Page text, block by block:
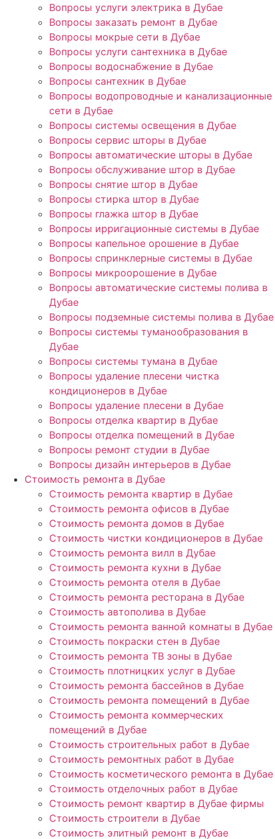
Вопросы услуги электрика в Дубае
Вопросы заказать ремонт в Дубае
Вопросы мокрые сети в Дубае
Вопросы услуги сантехника в Дубае
Вопросы водоснабжение в Дубае
Вопросы сантехник в Дубае
Вопросы водопроводные и канализационные
сети в Дубае
Вопросы системы освещения в Дубае
Вопросы сервис шторы в Дубае
Вопросы автоматические шторы в Дубае
Вопросы обслуживание штор в Дубае
Вопросы снятие штор в Дубае
Вопросы стирка штор в Дубае
Вопросы глажка штор в Дубае
Вопросы ирригационные системы в Дубае
Вопросы капельное орошение в Дубае
Вопросы спринклерные системы в Дубае
Вопросы микроорошение в Дубае
Вопросы автоматические системы полива в
Дубае
Вопросы подземные системы полива в Дубае
Вопросы системы туманообразования в
Дубае
Вопросы системы тумана в Дубае
Вопросы удаление плесени чистка
кондиционеров в Дубае
Вопросы удаление плесени в Дубае
Вопросы отделка квартир в Дубае
Вопросы отделка помещений в Дубае
Вопросы ремонт студии в Дубае
Вопросы дизайн интерьеров в Дубае
Стоимость ремонта в Дубае
Стоимость ремонта квартир в Дубае
Стоимость ремонта офисов в Дубае
Стоимость ремонта домов в Дубае
Стоимость чистки кондиционеров в Дубае
Стоимость ремонта вилл в Дубае
Стоимость ремонта кухни в Дубае
Стоимость ремонта отеля в Дубае
Стоимость ремонта ресторана в Дубае
Стоимость автополива в Дубае
Стоимость ремонта ванной комнаты в Дубае
Стоимость покраски стен в Дубае
Стоимость ремонта ТВ зоны в Дубае
Стоимость плотницких услуг в Дубае
Стоимость ремонта бассейнов в Дубае
Стоимость ремонта помещений в Дубае
Стоимость ремонта коммерческих
помещений в Дубае
Стоимость строительных работ в Дубае
Стоимость ремонтных работ в Дубае
Стоимость косметического ремонта в Дубае
Стоимость отделочных работ в Дубае
Стоимость ремонт квартир в Дубае фирмы
Стоимость строители в Дубае
Стоимость элитный ремонт в Дубае